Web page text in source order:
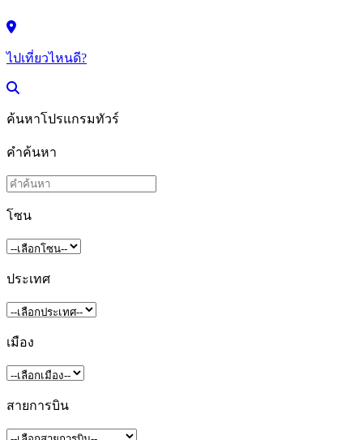
ไปเที่ยวไหนดี?
ค้นหาโปรแกรมทัวร์
คำค้นหา
โซน
ประเทศ
เมือง
สายการบิน